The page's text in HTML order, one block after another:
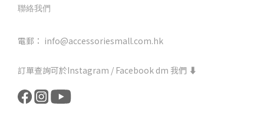
聯絡我們
電郵： info@accessoriesmall.com.hk
訂單查詢可於Instagram / Facebook dm 我們 ⬇️